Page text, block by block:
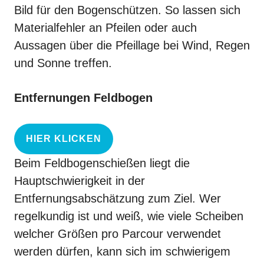
Bild für den Bogenschützen. So lassen sich
Materialfehler an Pfeilen oder auch
Aussagen über die Pfeillage bei Wind, Regen
und Sonne treffen.
Entfernungen Feldbogen
HIER KLICKEN
Beim Feldbogenschießen liegt die
Hauptschwierigkeit in der
Entfernungsabschätzung zum Ziel. Wer
regelkundig ist und weiß, wie viele Scheiben
welcher Größen pro Parcour verwendet
werden dürfen, kann sich im schwierigem